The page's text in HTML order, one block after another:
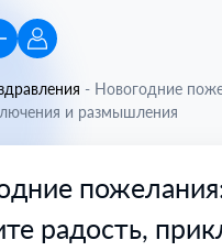
- Новогодние
и размышления
радость,